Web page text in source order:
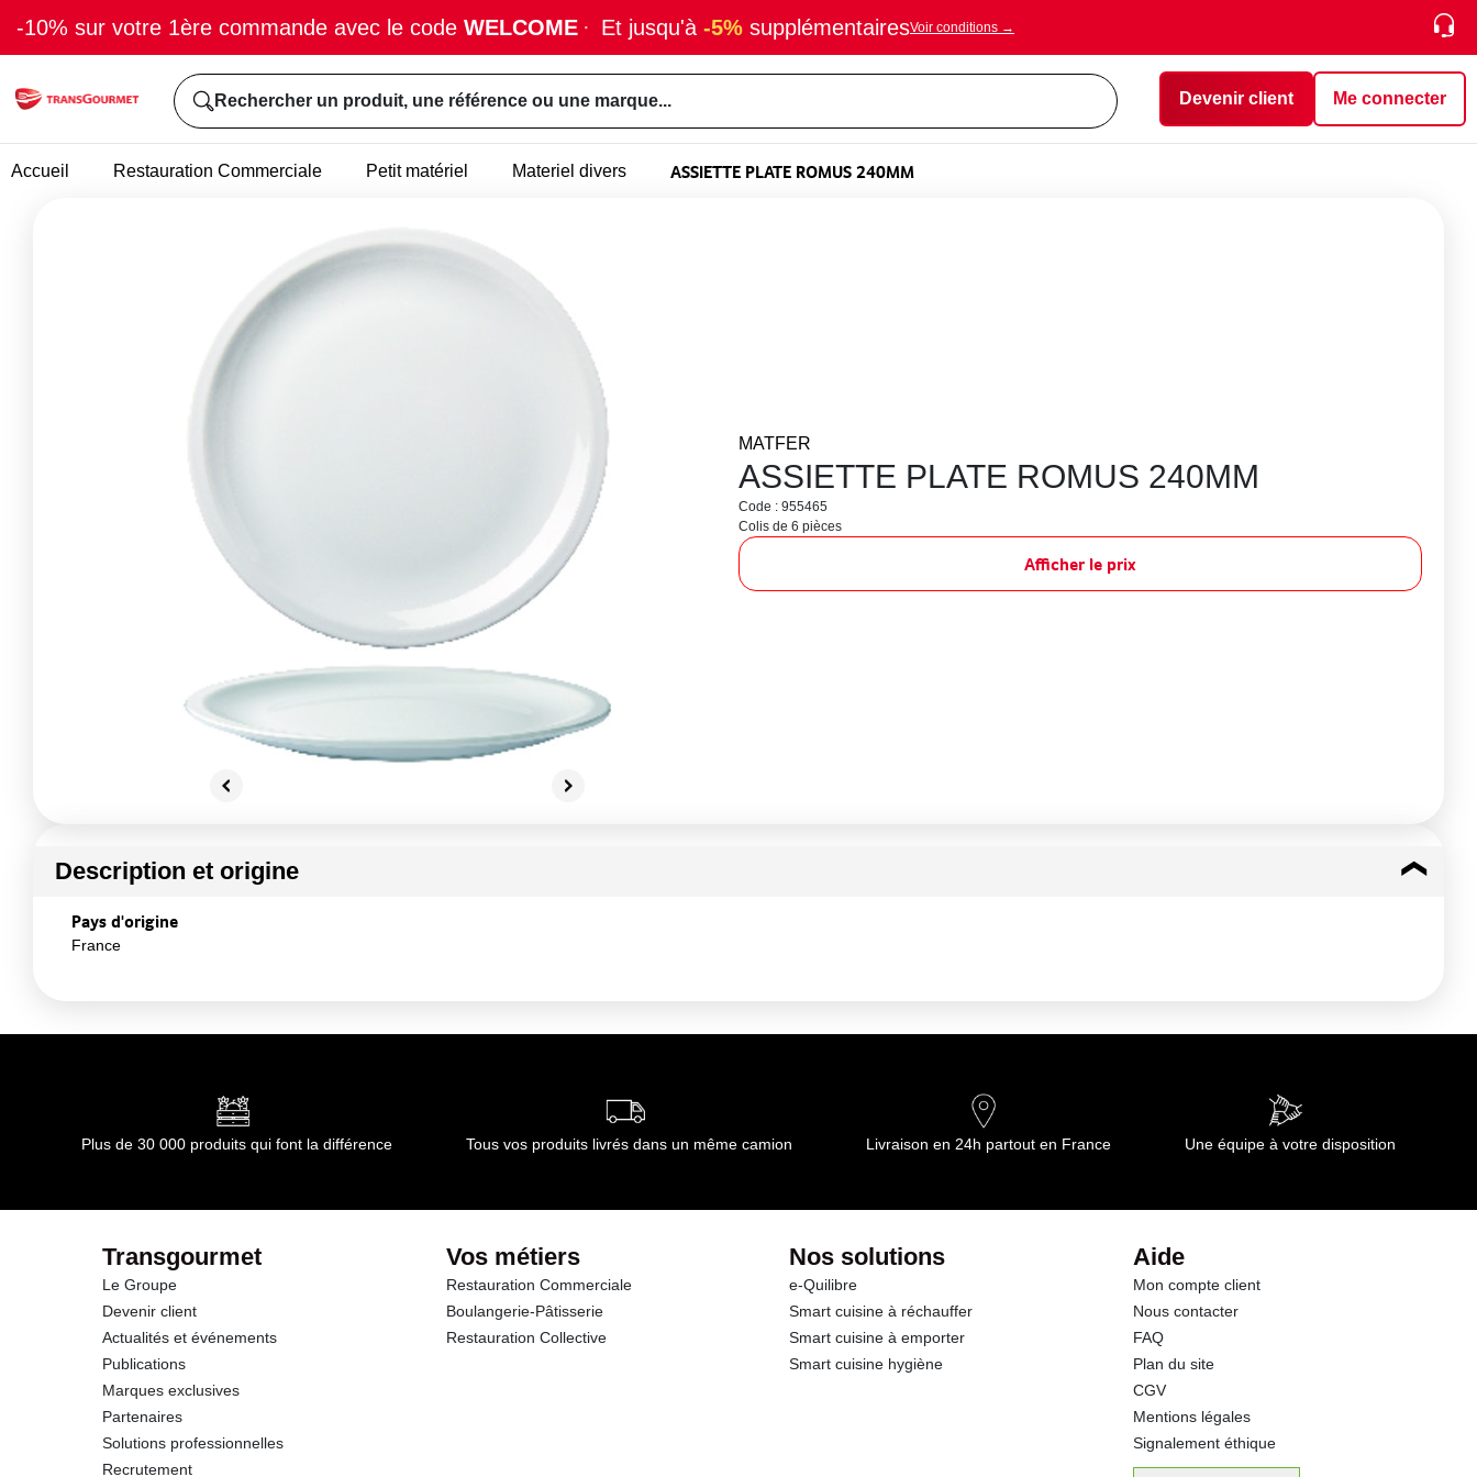
-10% sur votre 1ère commande avec le code WELCOME · Et jusqu'à -5% supplémentairesVoir conditions →
Rechercher un produit, une référence ou une marque... Devenir client Me connecter
Accueil Restauration Commerciale Petit matériel Materiel divers ASSIETTE PLATE ROMUS 240MM
MATFER
ASSIETTE PLATE ROMUS 240MM
Code : 955465
Colis de 6 pièces
Afficher le prix
Description et origine
Pays d'origine
France
Plus de 30 000 produits qui font la différence Tous vos produits livrés dans un même camion Livraison en 24h partout en France Une équipe à votre disposition
Transgourmet
Le Groupe
Devenir client
Actualités et événements
Publications
Marques exclusives
Partenaires
Solutions professionnelles
Recrutement
Vos métiers
Restauration Commerciale
Boulangerie-Pâtisserie
Restauration Collective
Nos solutions
e-Quilibre
Smart cuisine à réchauffer
Smart cuisine à emporter
Smart cuisine hygiène
Aide
Mon compte client
Nous contacter
FAQ
Plan du site
CGV
Mentions légales
Signalement éthique